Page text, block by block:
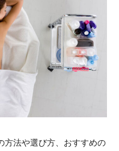
方法や選び方、おすすめの